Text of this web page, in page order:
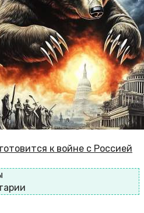
к войне с Россией